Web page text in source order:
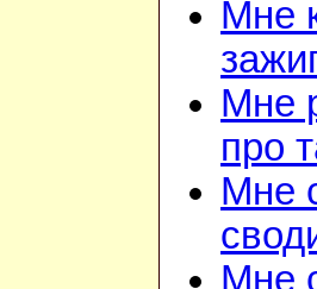
Мне
Мне
про
Мне
Мне